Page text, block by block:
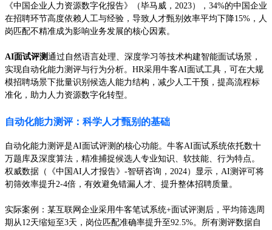
《中国企业人力资源数字化报告》（毕马威，2023），34%的中国企业
在招聘环节高度依赖人工与经验，导致人才甄别效率平均下降15%，人
岗匹配不精准成为影响业务发展的核心因素。
AI面试评测通过自然语言处理、深度学习等技术构建智能面试场景，
实现自动化能力测评与行为分析。HR采用牛客AI面试工具，可在大规
模招聘场景下批量识别候选人能力结构，减少人工干预，提高流程标
准化，助力人力资源数字化转型。
自动化能力测评：科学人才甄别的基础
自动化能力测评是AI面试评测的核心功能。牛客AI面试系统依托数十
万题库及深度算法，精准捕捉候选人专业知识、软技能、行为特点。
权威数据（《中国AI人才报告》-智研咨询，2024）显示，AI测评可将
初筛效率提升2-4倍，有效避免错漏人才、提升整体招聘质量。
实际案例：某互联网企业采用牛客笔试系统+面试评测后，平均筛选周
期从12天缩短至3天，岗位匹配准确率提升至92.5%。所有测评数据自